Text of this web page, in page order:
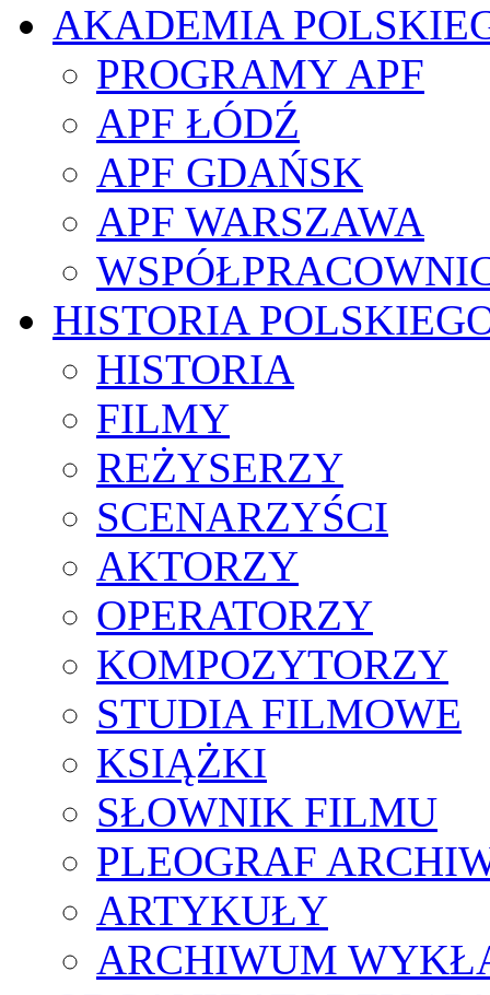
AKADEMIA
PROGRAMY APF
APF ŁÓDŹ
APF GDAŃSK
APF WARSZAWA
HISTORIA
HISTORIA
FILMY
REŻYSERZY
SCENARZYŚCI
AKTORZY
OPERATORZY
KOMPOZYTORZY
STUDIA FILMOWE
KSIĄŻKI
SŁOWNIK FILMU
PLEOGRAF
ARTYKUŁY
ARCHIWUM